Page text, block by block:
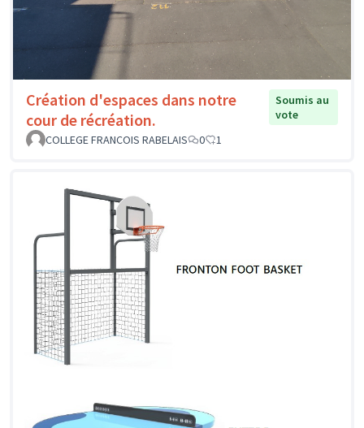
Création d'espaces dans notre
cour de récréation.
Soumis au
vote
COLLEGE FRANCOIS RABELAIS
0 1